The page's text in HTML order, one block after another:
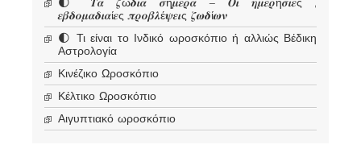
🌓 𝜯𝜶 𝜻ώ𝜹𝜾𝜶 𝝈ή𝝁𝜺𝝆𝜶 – 𝜪𝜾 𝜼𝝁𝜺𝝆ή𝝈𝜾𝜺ς ,
𝜺𝜷𝜹𝝄𝝁𝜶𝜹𝜾𝜶ί𝜺ς 𝝅𝝆𝝄𝜷𝝀έ𝝍𝜺𝜾ς 𝜻𝝎𝜹ί𝝎𝝂
🌓 Τι είναι το Ινδικό ωροσκόπιο ή αλλιώς Βέδικη
Αστρολογία
Κινέζικο Ωροσκόπιο
Κέλτικο Ωροσκόπιο
Αιγυπτιακό ωροσκόπιο